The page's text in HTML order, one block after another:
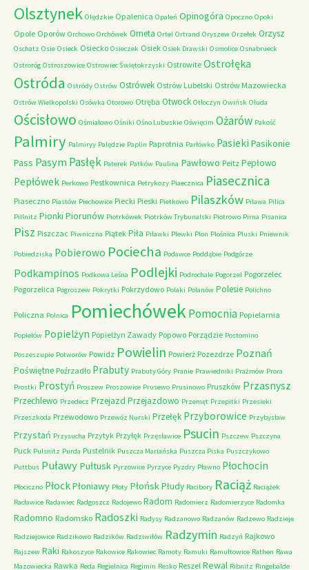
Olsztynek Olędzkie Opalenica Opaleń Opinogóra Opoczno Opoki
Opole Oporów Orchowo Orchówek Orneta Ortel Ortrand Oryszew Orzełek Orzysz
Oschatz Osie Osieck Osiecko Osieczek Osiek Osiek Drawski Osmolice Osnabrueck
Ostroróg Ostroszowice Ostrowiec Świętokrzyski Ostrowite Ostrołęka
Ostróda Ostródy Ostrów Ostrówek Ostrów Lubelski Ostrów Mazowiecka
Ostrów Wielkopolski Osówka Otorowo Otręba Otwock Otłoczyn Owińsk Ołuda
Ościsłowo Ośmiałowo Ośniki Ośno Lubuskie Oświęcim Ożarów Pakość
Palmiry Palmiryy Palędzie Paplin Paprotnia Parłówko Pasieki Pasikonie
Pass PasymPasłęk Paterek Patków Paulina Pawłowo Peitz Pepłowo
Pepłówek Perkowo Pestkownica Petrykozy Piaecznica Piasecznica
Piaseczno Piastów Piechowice Piecki Pieski Pietkowo Pilaszków Pilawa Pilica
Pillnitz Pionki Piorunów Piotrkówek Piotrków Trybunalski Piotrowo Pirna Pisanica
Pisz Piszczac Piwniczna Piątek Piła Piławki Plewki Plon Plośnica Pluski Pniewnik
Pobiedziska Pobierowo Pociecha Podawce Poddąbie Podgórze
Podkampinos Podkowa Leśna Podlejki Podrochale Pogorzel Pogorzelec
Pogorzelica Pogroszew Pokrytki Pokrzydowo Polaki Polanów Polesie Polichno
Policzna Polnica PomiechówekPomocnia Popielarnia
Popielów Popielżyn Popielżyn Zawady Popowo Porządzie Postomino
Poszeszupie Potworów Powidz Powielin Powierż Pozezdrze Poznań
Poświętne Poźrzadło Prabuty Prabuty Góry Pranie Prawiedniki Prażmów Prora
Prostki Prostyń Proszew Proszowice Prusewo Prusinowo Pruszków Przasnysz
Przechlewo Przedecz Przejazd Przejazdowo Przemęt Przepitki Przesieki
Przeszkoda Przewodowo Przewóz Nurski Przełęk Przyborowice Przybysław
Przystań Przysucha Przytyk Przyłęk Przęsławice Psucin Pszczew Pszczyna
Puck Pulsnitz Purda Pustelnik Puszcza Mariańska Puszcza Piska Puszczykowo
Puttbus Puławy Pułtusk Pyrzowice Pyrzyce Pyzdry Pławno Płochocin
Płociczno PłockPłoniawy Płoty PłońskPłudy Racibory Raciąż Raciążek
Racławice Radawiec Radgoszcz Radojewo Radom Radomierz Radomierzyce Radomka
Radomno Radomsko Radoszki Radysy Radzanowo Radzanów Radzewo Radzieje
Radziejowice Radzikowo Radzików Radziwiłów Radzymin Radzyń Rajkowo
Rajszew Raki Rakoszyce Rakowice Rakowiec Ramoty Ramuki Ramułtowice Rathen Rawa
Mazowiecka Rawka Reda Regielnica Regimin Resko Reszel Rewal Ribnitz Ringebalde